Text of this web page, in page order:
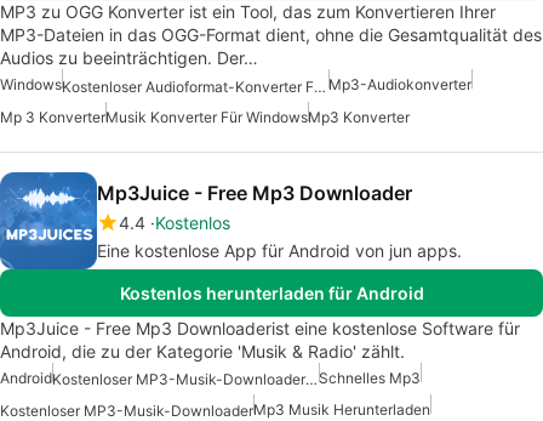
MP3 zu OGG Konverter ist ein Tool, das zum Konvertieren Ihrer
MP3-Dateien in das OGG-Format dient, ohne die Gesamtqualität des
Audios zu beeinträchtigen. Der…
Windows Kostenloser Audioformat-Konverter Für Windows Mp3-Audiokonverter
Mp 3 KonverterMusik Konverter Für WindowsMp3 Konverter
Mp3Juice - Free Mp3 Downloader
4.4 Kostenlos
Eine kostenlose App für Android von jun apps.
Kostenlos herunterladen für Android
Mp3Juice - Free Mp3 Downloaderist eine kostenlose Software für
Android, die zu der Kategorie 'Musik & Radio' zählt.
Android Kostenloser MP3-Musik-Downloader Für Android Schnelles Mp3
Kostenloser MP3-Musik-DownloaderMp3 Musik Herunterladen